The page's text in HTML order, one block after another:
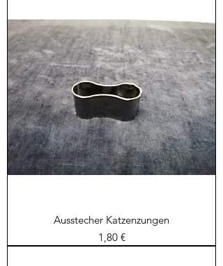
Ausstecher Katzenzungen
Preis
1,80 €